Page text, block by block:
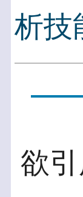
析技
欲